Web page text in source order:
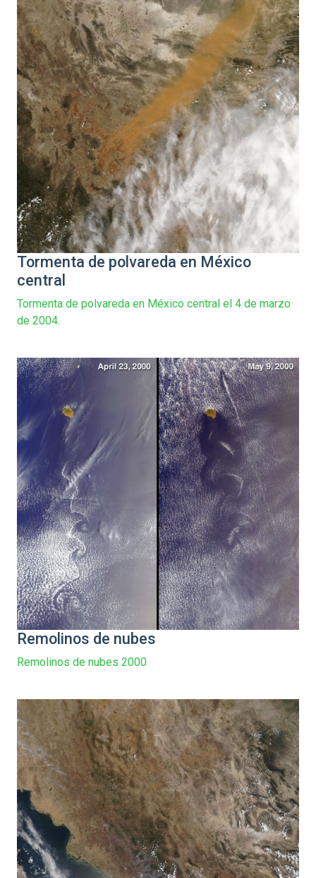
Tormenta de polvareda en México
central
Tormenta de polvareda en México central el 4 de marzo
de 2004.
Remolinos de nubes
Remolinos de nubes 2000